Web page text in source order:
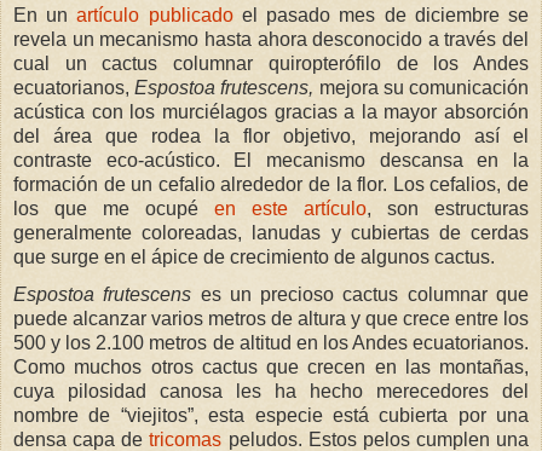
En unartículo publicadoel pasado mes de diciembre se
revela un mecanismo hasta ahora desconocido a través del
cual un cactus columnar quiropterófilo de los Andes
ecuatorianos,Espostoa frutescens, mejora su comunicación
acústica con los murciélagos gracias a la mayor absorción
del área que rodea la flor objetivo, mejorando así el
contraste eco-acústico. El mecanismo descansa en la
formación de un cefalio alrededor de la flor. Los cefalios, de
los que me ocupé en este artículo, son estructuras
generalmente coloreadas, lanudas y cubiertas de cerdas
que surge en el ápice de crecimiento de algunos cactus.
Espostoa frutescens es un precioso cactus columnar que
puede alcanzar varios metros de altura y que crece entre los
500 y los 2.100 metros de altitud en los Andes ecuatorianos.
Como muchos otros cactus que crecen en las montañas,
cuya pilosidad canosa les ha hecho merecedores del
nombre de “viejitos”, esta especie está cubierta por una
densa capa detricomas peludos. Estos pelos cumplen una